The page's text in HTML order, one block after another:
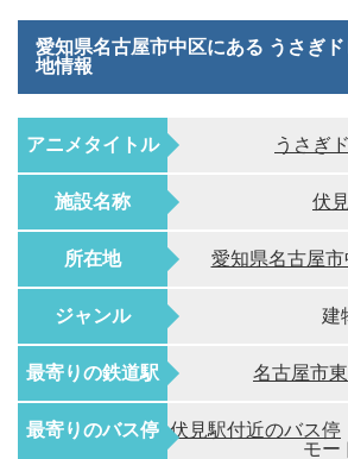
愛知県名古屋市中区にある うさぎ
地情報
アニメタイトル うさぎ
施設名称 伏
所在地 愛知県名古屋
ジャンル 建
最寄りの鉄道駅 名古屋市
最寄りのバス停 伏見駅付近のバス停
モー